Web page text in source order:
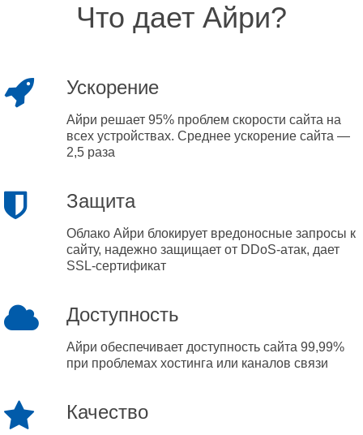
Что дает Айри?
Ускорение
Айри решает 95% проблем скорости сайта на
всех устройствах. Среднее ускорение сайта —
2,5 раза
Защита
Облако Айри блокирует вредоносные запросы к
сайту, надежно защищает от DDoS-атак, дает
SSL-сертификат
Доступность
Айри обеспечивает доступность сайта 99,99%
при проблемах хостинга или каналов связи
Качество